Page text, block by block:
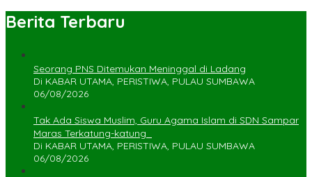
Berita Terbaru
Seorang PNS Ditemukan Meninggal di Ladang
Di KABAR UTAMA, PERISTIWA, PULAU SUMBAWA
06/08/2026
Tak Ada Siswa Muslim, Guru Agama Islam di SDN Sampar
Maras Terkatung-katung ‎
Di KABAR UTAMA, PERISTIWA, PULAU SUMBAWA
06/08/2026